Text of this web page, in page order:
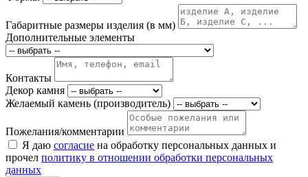
Габаритные размеры изделия (в мм)
Дополнительные элементы
Контакты
Декор камня
Желаемый камень (производитель)
Пожелания/комментарии
Я даю согласие на обработку персональных данных и
прочел политику в отношении обработки персональных
данных